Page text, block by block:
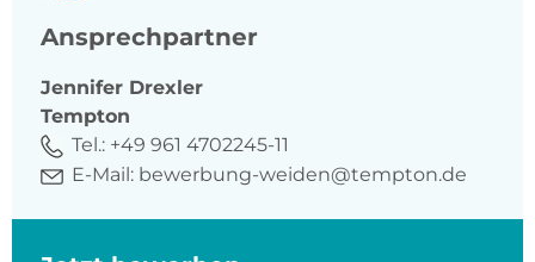
Ansprechpartner
Jennifer Drexler
Tempton
Tel.: +49 961 4702245-11
E-Mail: bewerbung-weiden@tempton.de